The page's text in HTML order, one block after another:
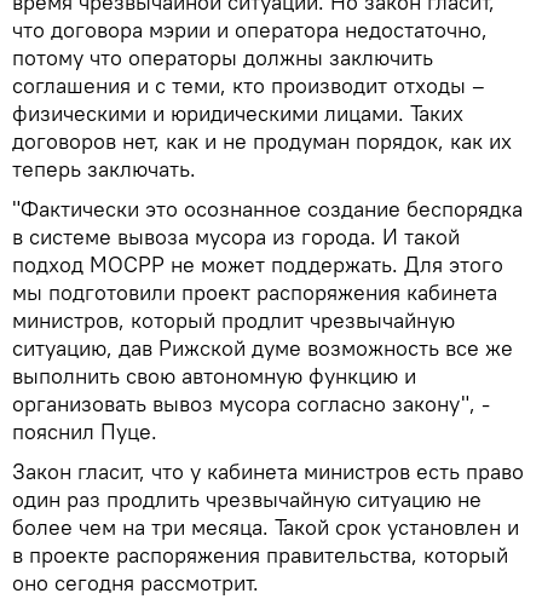
что договора мэрии и оператора недостаточно,
потому что операторы должны заключить
соглашения и с теми, кто производит отходы –
физическими и юридическими лицами. Таких
договоров нет, как и не продуман порядок, как их
теперь заключать.
"Фактически это осознанное создание беспорядка
в системе вывоза мусора из города. И такой
подход МОСРР не может поддержать. Для этого
мы подготовили проект распоряжения кабинета
министров, который продлит чрезвычайную
ситуацию, дав Рижской думе возможность все же
выполнить свою автономную функцию и
организовать вывоз мусора согласно закону", -
пояснил Пуце.
Закон гласит, что у кабинета министров есть право
один раз продлить чрезвычайную ситуацию не
более чем на три месяца. Такой срок установлен и
в проекте распоряжения правительства, который
оно сегодня рассмотрит.